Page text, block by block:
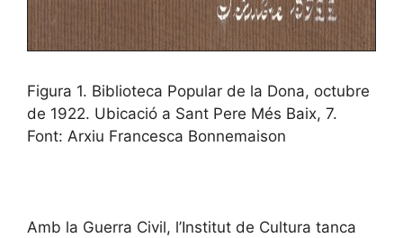
Figura 1. Biblioteca Popular de la Dona, octubre
de 1922. Ubicació a Sant Pere Més Baix, 7.
Font: Arxiu Francesca Bonnemaison
Amb la Guerra Civil, l’Institut de Cultura tanca